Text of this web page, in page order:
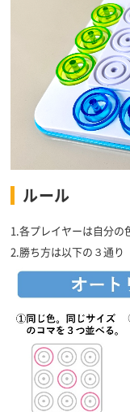
ルール
1.各プレイヤーは自分の
2.勝ち方は以下の３通り